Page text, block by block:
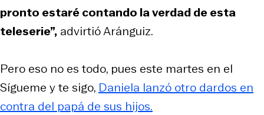
pronto estaré contando la verdad de esta
teleserie”, advirtió Aránguiz.
Pero eso no es todo, pues este martes en el
Sígueme y te sigo, Daniela lanzó otro dardos en
contra del papá de sus hijos.